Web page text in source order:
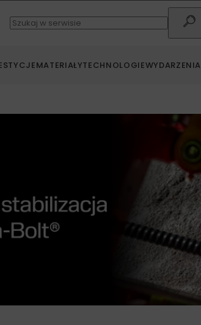
MATERIAŁYTECHNOLOGIEWYDARZENIA